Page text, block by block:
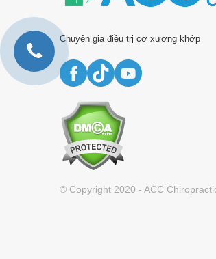
Chuyên gia điều trị cơ xương khớp
© Copyright 2020 - ACC